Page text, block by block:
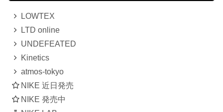
LOWTEX
LTD online
UNDEFEATED
Kinetics
atmos-tokyo
NIKE 近日発売
NIKE 発売中